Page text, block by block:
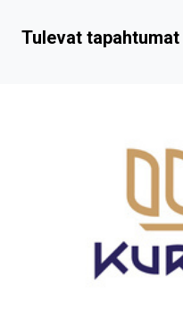
Tulevat tapahtumat